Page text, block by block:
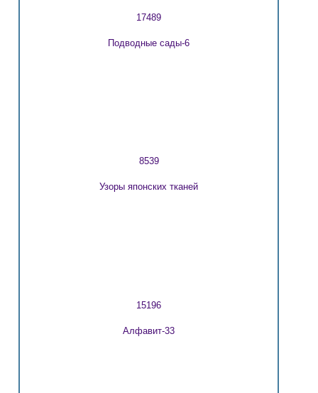
17489
Подводные сады-6
8539
Узоры японских тканей
15196
Алфавит-33